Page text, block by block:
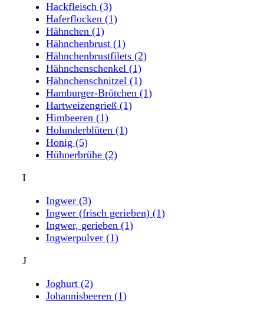
Hackfleisch (3)
Haferflocken (1)
Hähnchen (1)
Hähnchenbrust (1)
Hähnchenbrustfilets (2)
Hähnchenschenkel (1)
Hähnchenschnitzel (1)
Hamburger-Brötchen (1)
Hartweizengrieß (1)
Himbeeren (1)
Holunderblüten (1)
Honig (5)
Hühnerbrühe (2)
I
Ingwer (3)
Ingwer (frisch gerieben) (1)
Ingwer, gerieben (1)
Ingwerpulver (1)
J
Joghurt (2)
Johannisbeeren (1)